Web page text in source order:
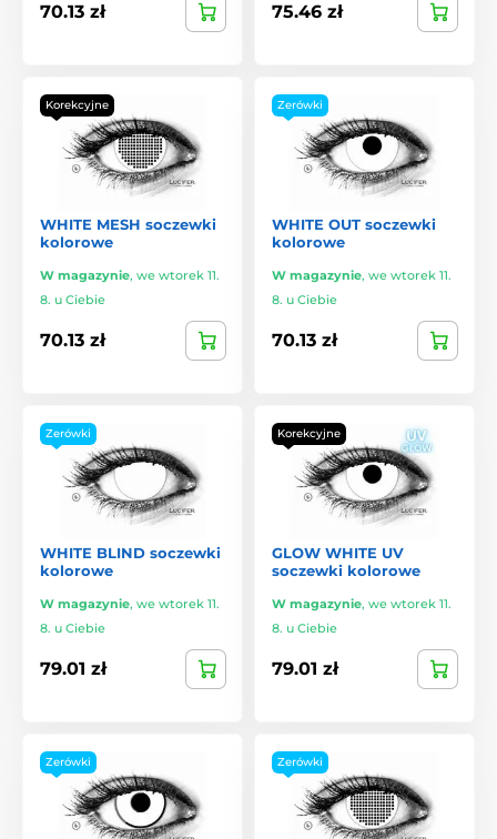
70.13 zł 75.46 zł
Korekcyjne
WHITE MESH soczewki
kolorowe
W magazynie, we wtorek 11.
8. u Ciebie
70.13 zł
Zerówki
WHITE OUT soczewki
kolorowe
W magazynie, we wtorek 11.
8. u Ciebie
70.13 zł
Zerówki
WHITE BLIND soczewki
kolorowe
W magazynie, we wtorek 11.
8. u Ciebie
79.01 zł
Korekcyjne
GLOW WHITE UV
soczewki kolorowe
W magazynie, we wtorek 11.
8. u Ciebie
79.01 zł
Zerówki Zerówki